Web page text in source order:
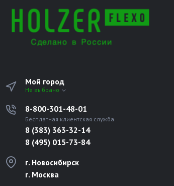
Мой город
Не выбрано
8-800-301-48-01
Бесплатная клиентская служба
8 (383) 363-32-14
8 (495) 015-73-84
г. Новосибирск
г. Москва